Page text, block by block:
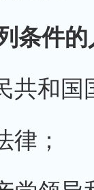
条件
和国
；